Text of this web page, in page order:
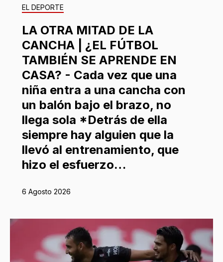
EL DEPORTE
LA OTRA MITAD DE LA
CANCHA | ¿EL FÚTBOL
TAMBIÉN SE APRENDE EN
CASA? - Cada vez que una
niña entra a una cancha con
un balón bajo el brazo, no
llega sola *Detrás de ella
siempre hay alguien que la
llevó al entrenamiento, que
hizo el esfuerzo…
6 Agosto 2026